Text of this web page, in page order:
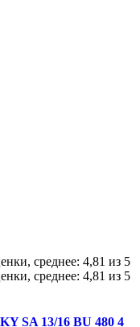
SA 13/16 BU 480 4